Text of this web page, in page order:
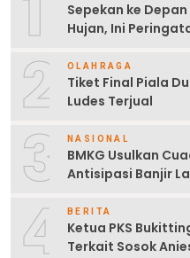
Sepekan ke
Hujan, Ini
2 OLAHRAGA
Tiket Final Piala
Ludes Terjual
3 NASIONAL
BMKG Usulkan
Antisipasi Banjir
4 BERITA
Ketua PKS
Terkait Sosok